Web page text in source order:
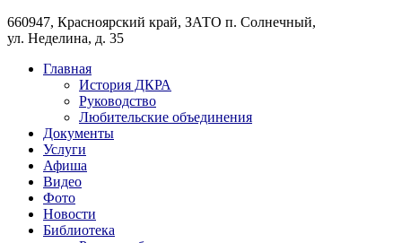
660947, Красноярский край, ЗАТО п. Солнечный,
ул. Неделина, д. 35
Главная
История ДКРА
Руководство
Любительские объединения
Документы
Услуги
Афиша
Видео
Фото
Новости
Библиотека